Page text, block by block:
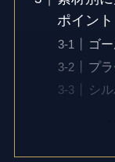
ポイント
ゴ
プ
シ